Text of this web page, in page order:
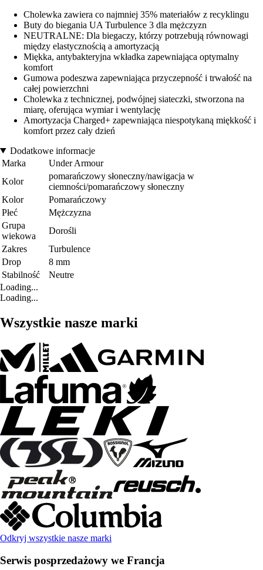
Cholewka zawiera co najmniej 35% materiałów z recyklingu
Buty do biegania UA Turbulence 3 dla mężczyzn
NEUTRALNE: Dla biegaczy, którzy potrzebują równowagi
między elastycznością a amortyzacją
Miękka, antybakteryjna wkładka zapewniająca optymalny
komfort
Gumowa podeszwa zapewniająca przyczepność i trwałość na
całej powierzchni
Cholewka z technicznej, podwójnej siateczki, stworzona na
miarę, oferująca wymiar i wentylację
Amortyzacja Charged+ zapewniająca niespotykaną miękkość i
komfort przez cały dzień
Dodatkowe informacje
Marka
Under Armour
Kolor
pomarańczowy słoneczny/nawigacja w
ciemności/pomarańczowy słoneczny
Kolor
Pomarańczowy
Płeć
Mężczyzna
Grupa
wiekowa
Dorośli
Zakres
Turbulence
Drop
8 mm
Stabilność
Neutre
Loading...
Loading...
Wszystkie nasze marki
Odkryj wszystkie nasze marki
Serwis posprzedażowy we Francja